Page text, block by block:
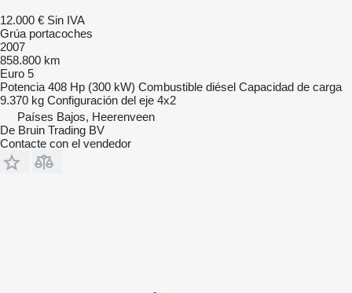
12.000 € Sin IVA
Grúa portacoches
2007
858.800 km
Euro 5
Potencia 408 Hp (300 kW) Combustible diésel Capacidad de carga
9.370 kg Configuración del eje 4x2
Países Bajos, Heerenveen
De Bruin Trading BV
Contacte con el vendedor